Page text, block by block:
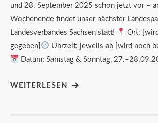
und 28. September 2025 schon jetzt vor –
Wochenende findet unser nächster
Landesverbandes Sachsen statt!
Ort:
gegeben]
Uhrzeit: jeweils ab [wird noch
Datum: Samstag & Sonntag,
WEITERLESEN